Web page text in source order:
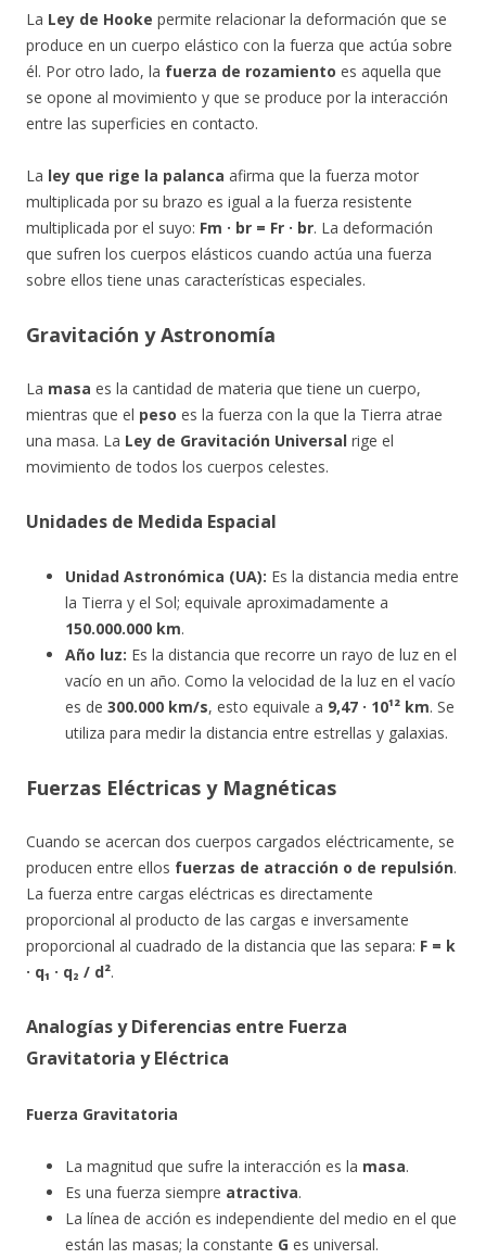
La Ley de Hooke permite relacionar la deformación que se
produce en un cuerpo elástico con la fuerza que actúa sobre
él. Por otro lado, la fuerza de rozamiento es aquella que
se opone al movimiento y que se produce por la interacción
entre las superficies en contacto.
La ley que rige la palanca afirma que la fuerza motor
multiplicada por su brazo es igual a la fuerza resistente
multiplicada por el suyo: Fm · br = Fr · br. La deformación
que sufren los cuerpos elásticos cuando actúa una fuerza
sobre ellos tiene unas características especiales.
Gravitación y Astronomía
La masa es la cantidad de materia que tiene un cuerpo,
mientras que el peso es la fuerza con la que la Tierra atrae
una masa. La Ley de Gravitación Universal rige el
movimiento de todos los cuerpos celestes.
Unidades de Medida Espacial
Unidad Astronómica (UA): Es la distancia media entre
la Tierra y el Sol; equivale aproximadamente a
150.000.000 km.
Año luz: Es la distancia que recorre un rayo de luz en el
vacío en un año. Como la velocidad de la luz en el vacío
es de 300.000 km/s, esto equivale a 9,47 · 10¹² km. Se
utiliza para medir la distancia entre estrellas y galaxias.
Fuerzas Eléctricas y Magnéticas
Cuando se acercan dos cuerpos cargados eléctricamente, se
producen entre ellos fuerzas de atracción o de repulsión.
La fuerza entre cargas eléctricas es directamente
proporcional al producto de las cargas e inversamente
proporcional al cuadrado de la distancia que las separa: F = k
· q₁ · q₂ / d².
Analogías y Diferencias entre Fuerza
Gravitatoria y Eléctrica
Fuerza Gravitatoria
La magnitud que sufre la interacción es la masa.
Es una fuerza siempre atractiva.
La línea de acción es independiente del medio en el que
están las masas; la constante G es universal.